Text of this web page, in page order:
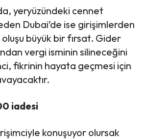
yeryüzündeki cennet
Dubai’de ise girişimlerden
oluşu büyük bir fırsat. Gider
vergi isminin silineceğini
fikrinin hayata geçmesi için
iadesi
konuşuyor olursak